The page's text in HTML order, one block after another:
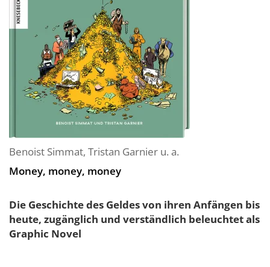
Benoist Simmat, Tristan Garnier u. a.
Money, money, money
Die Geschichte des Geldes von ihren Anfängen bis
heute, zugänglich und verständlich beleuchtet als
Graphic Novel